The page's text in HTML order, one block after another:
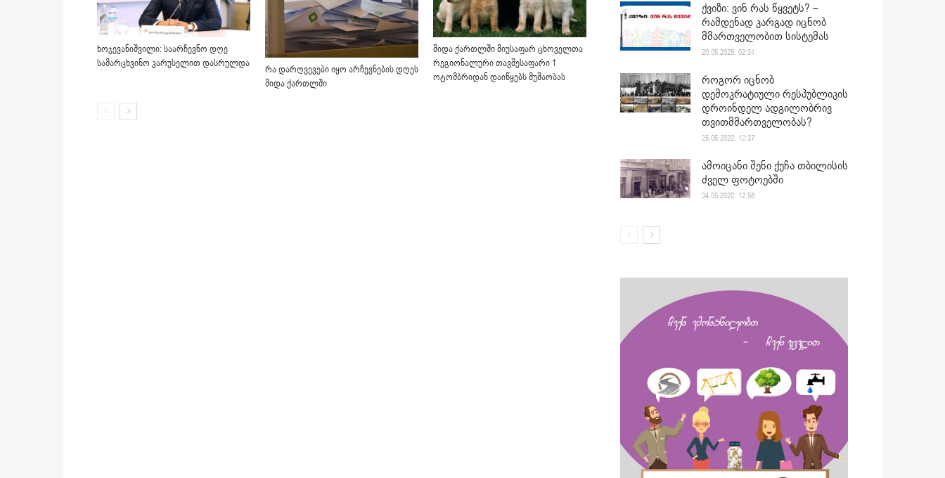
ხოჯევანიშვილი: საარჩევნო დღე
სამარცხვინო კარუსელით დასრულდა
რა დარღვევები იყო არჩევნების დღეს
შიდა ქართლში
შიდა ქართლში მიუსაფარ ცხოველთა
რეგიონალური თავშესაფარი 1
ოტომბრიდან დაიწყებს მუშაობას
ქვიზი: ვინ რას წყვეტს? –
რამდენად კარგად იცნობ
მმართველობით სისტემას
20.05.2025. 02:31
როგორ იცნობ
დემოკრატიული რესპუბლიკის
დროინდელ ადგილობრივ
თვითმმართველობას?
25.05.2022. 12:37
ამოიცანი შენი ქუჩა თბილისის
ძველ ფოტოებში
04.05.2020. 12:58